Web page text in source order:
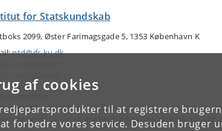
af cookies
til at registrere
forbedre vores service. Desuden bruger
for Statskundskab
2099, Øster Farimagsgade 5, 1353 København K
ptd@ifs.ku.dk
til indvandring, holdninger til velfærdsstaten,
af terrorisme, offentlig opinion, politisk adfærd,